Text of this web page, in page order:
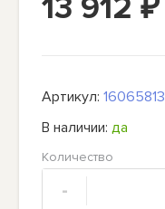
Артикул:16065813
В наличии:да
Количество
-